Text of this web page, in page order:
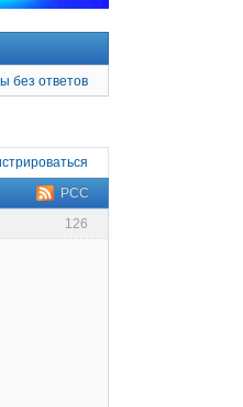
без ответов
РСС
126